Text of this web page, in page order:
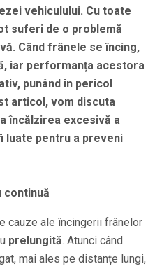
vehiculului. Cu toate
suferi de o problemă
. Când frânele se încing,
iar performanța acestora
punând în pericol
articol, vom discuta
încălzirea excesivă a
luate pentru a preveni
continuă
cauze ale încingerii frânelor
prelungită. Atunci când
mai ales pe distanțe lungi,